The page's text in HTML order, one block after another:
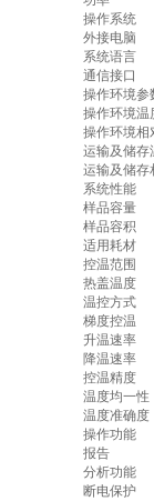
操作系统
外接电脑
系统语言
通信接口
操作环境参
操作环境温
操作环境相
运输及储存
运输及储存
系统性能
样品容量
样品容积
适用耗材
控温范围
热盖温度
温控方式
梯度控温
升温速率
降温速率
控温精度
温度均一性
温度准确度
操作功能
报告
分析功能
断电保护